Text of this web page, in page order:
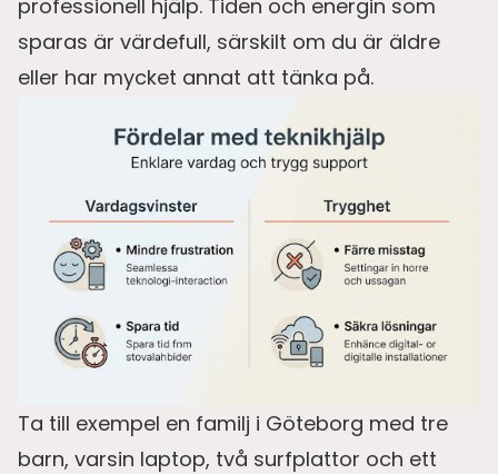
professionell hjälp. Tiden och energin som
sparas är värdefull, särskilt om du är äldre
eller har mycket annat att tänka på.
Ta till exempel en familj i Göteborg med tre
barn, varsin laptop, två surfplattor och ett